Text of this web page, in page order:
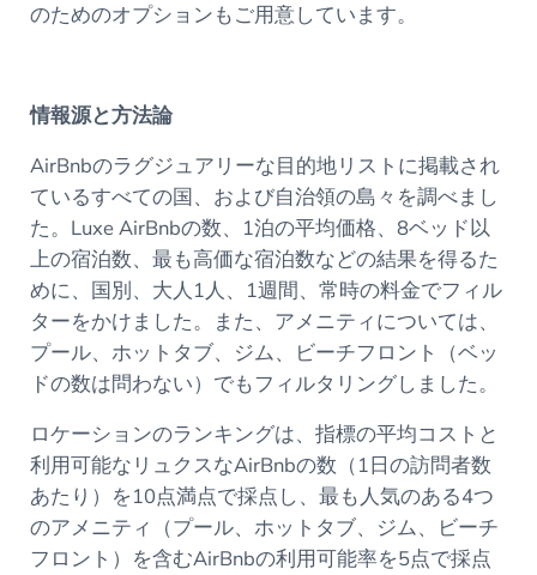
のためのオプションもご用意しています。
情報源と方法論
AirBnbのラグジュアリーな目的地リストに掲載され
ているすべての国、および自治領の島々を調べまし
た。Luxe AirBnbの数、1泊の平均価格、8ベッド以
上の宿泊数、最も高価な宿泊数などの結果を得るた
めに、国別、大人1人、1週間、常時の料金でフィル
ターをかけました。また、アメニティについては、
プール、ホットタブ、ジム、ビーチフロント（ベッ
ドの数は問わない）でもフィルタリングしました。
ロケーションのランキングは、指標の平均コストと
利用可能なリュクスなAirBnbの数（1日の訪問者数
あたり）を10点満点で採点し、最も人気のある4つ
のアメニティ（プール、ホットタブ、ジム、ビーチ
フロント）を含むAirBnbの利用可能率を5点で採点